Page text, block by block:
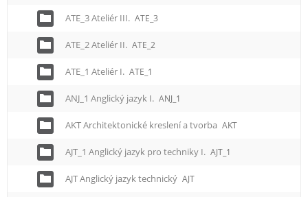
ATE_3 Ateliér III. ATE_3
ATE_2 Ateliér II. ATE_2
ATE_1 Ateliér I. ATE_1
ANJ_1 Anglický jazyk I. ANJ_1
AKT Architektonické kreslení a tvorba AKT
AJT_1 Anglický jazyk pro techniky I. AJT_1
AJT Anglický jazyk technický AJT